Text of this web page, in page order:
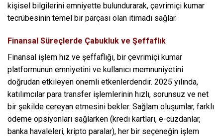
kişisel bilgilerini emniyette bulundurarak, çevrimiçi kumar
tecrübesinin temel bir parçası olan itimadı sağlar.
Finansal Süreçlerde Çabukluk ve Şeffaflık
Finansal işlem hız ve şeffaflığı, bir çevrimiçi kumar
platformunun emniyetini ve kullanıcı memnuniyetini
doğrudan etkileyen önemli etkenlerdendir. 2025 yılında,
katılımcılar para transfer işlemlerinin hızlı, sorunsuz ve net
bir şekilde cereyan etmesini bekler. Sağlam oluşumlar, farklı
ödeme opsiyonları sağlarken (kredi kartları, e-cüzdanlar,
banka havaleleri, kripto paralar), her bir seçeneğin işlem